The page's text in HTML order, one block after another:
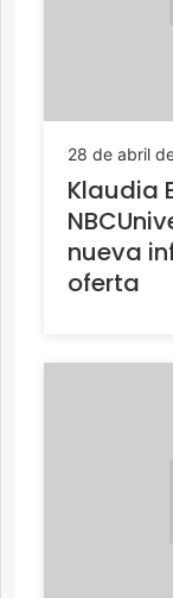
28 de abril
Klaudia
nueva
oferta